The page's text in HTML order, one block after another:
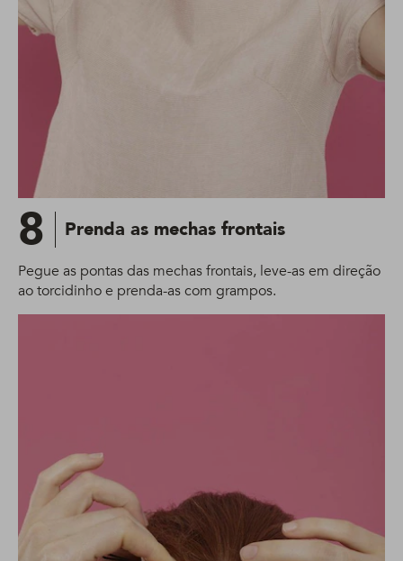
8 Prenda as mechas frontais
Pegue as pontas das mechas frontais, leve-as em direção
ao torcidinho e prenda-as com grampos.